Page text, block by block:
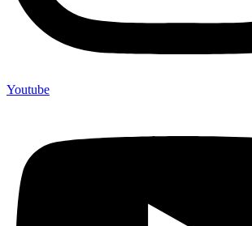
Youtube